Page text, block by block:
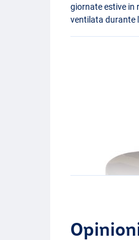
giornate estive in
ventilata durante